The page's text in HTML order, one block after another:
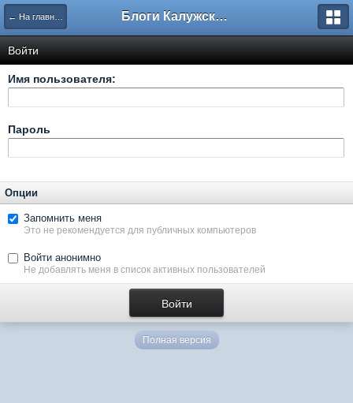
← На главную Блоги Калужского перекрестка
Войти
Имя пользователя:
Пароль
Опции
Запомнить меня
Это не рекомендуется для публичных компьютеров
Войти анонимно
Не добавлять меня в список активных пользователей
Полная версия